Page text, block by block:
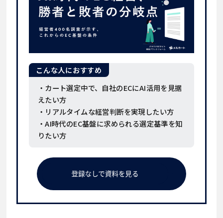
こんな人におすすめ
・カート選定中で、自社のECにAI活用を見据
えたい方
・リアルタイムな経営判断を実現したい方
・AI時代のEC基盤に求められる選定基準を知
りたい方